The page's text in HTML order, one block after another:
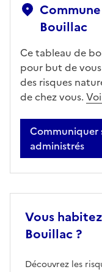
Bouillac
Ce tableau de
pour but de
des risques
de chez vous.
Communiquer
administrés
Vous
Bouillac ?
Découvrez les